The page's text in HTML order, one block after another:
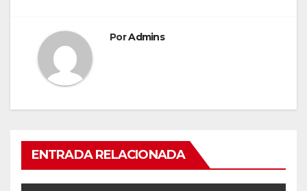
PorAdmins
ENTRADA RELACIONADA